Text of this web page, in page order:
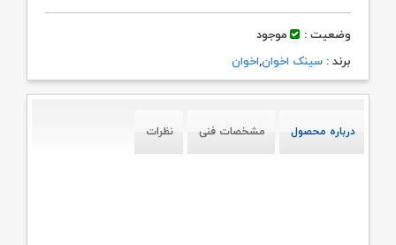
وضعیت :
موجود
برند : سینک اخوان,اخوان
درباره محصول مشخصات فنی نظرات